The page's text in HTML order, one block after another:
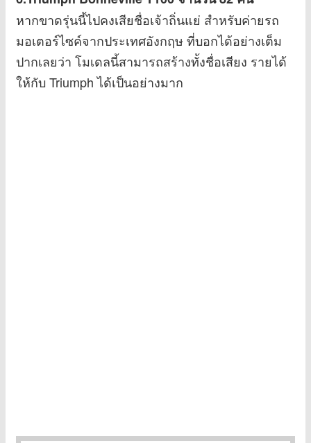
หากขาดรุ่นนี้ไปคงเสียชื่อเจ้าถิ่นแย่ สำหรับค่ายรถ
มอเตอร์ไซค์จากประเทศอังกฤษ ที่บอกได้อย่างเต็ม
ปากเลยว่า โมเดลนี้สามารถสร้างทั้งชื่อเสียง รายได้
ให้กับ Triumph ได้เป็นอย่างมาก